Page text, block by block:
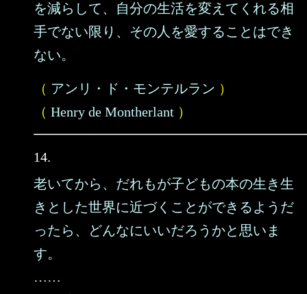
を減らして、自分の生活を変えてくれる相
手でない限り、その人を愛することはでき
ない。
（ アンリ・ド・モンテルラン ）
（ Henry de Montherlant ）
14.
老いてから、だれもが子どもの本の生き生
きとした世界に近づくことができるようだ
ったら、どんなにいいだろうかと思いま
す。
……